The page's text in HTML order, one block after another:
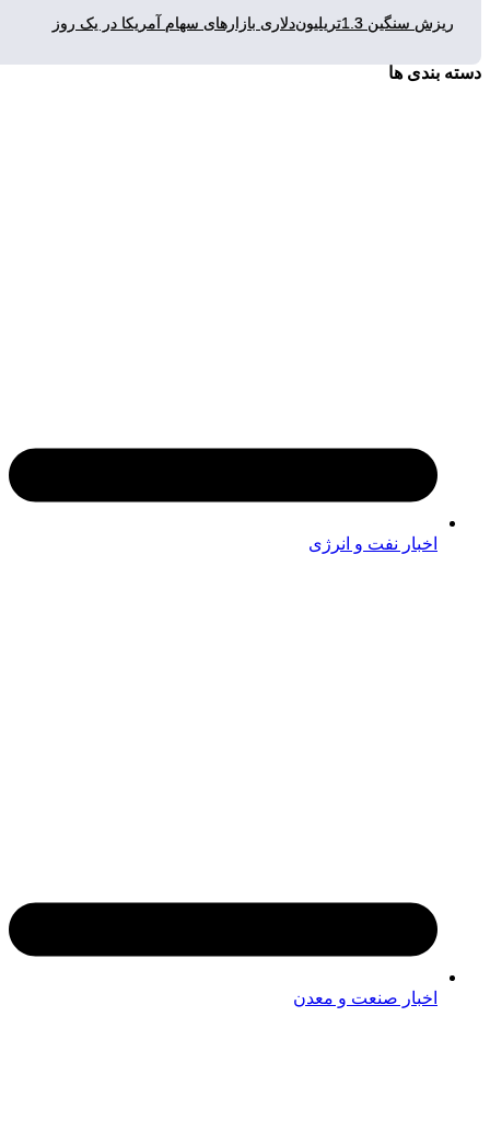
1.3تریلیون‌دلاری بازارهای سهام آمریکا در یک روز
ها
اخبار نفت و انرژی
اخبار صنعت و معدن